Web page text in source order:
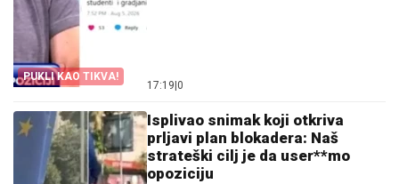
PUKLI KAO TIKVA!
17:19 0
Isplivao snimak koji otkriva
prljavi plan blokadera: Naš
strateški cilj je da user**mo
opoziciju